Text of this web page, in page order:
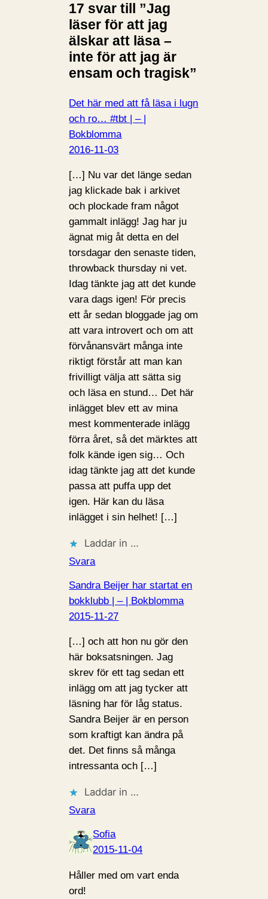
17 svar till ”Jag
läser för att jag
älskar att läsa –
inte för att jag är
ensam och tragisk”
Det här med att få läsa i lugn
och ro… #tbt | – |
Bokblomma
2016-11-03
[…] Nu var det länge sedan
jag klickade bak i arkivet
och plockade fram något
gammalt inlägg! Jag har ju
ägnat mig åt detta en del
torsdagar den senaste tiden,
throwback thursday ni vet.
Idag tänkte jag att det kunde
vara dags igen! För precis
ett år sedan bloggade jag om
att vara introvert och om att
förvånansvärt många inte
riktigt förstår att man kan
frivilligt välja att sätta sig
och läsa en stund… Det här
inlägget blev ett av mina
mest kommenterade inlägg
förra året, så det märktes att
folk kände igen sig… Och
idag tänkte jag att det kunde
passa att puffa upp det
igen. Här kan du läsa
inlägget i sin helhet! […]
Laddar in …
Svara
Sandra Beijer har startat en
bokklubb | – | Bokblomma
2015-11-27
[…] och att hon nu gör den
här boksatsningen. Jag
skrev för ett tag sedan ett
inlägg om att jag tycker att
läsning har för låg status.
Sandra Beijer är en person
som kraftigt kan ändra på
det. Det finns så många
intressanta och […]
Laddar in …
Svara
Sofia
2015-11-04
Håller med om vart enda
ord!